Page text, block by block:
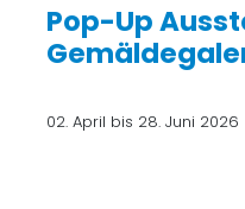
Pop-Up
02. April bis 28. Juni 2026